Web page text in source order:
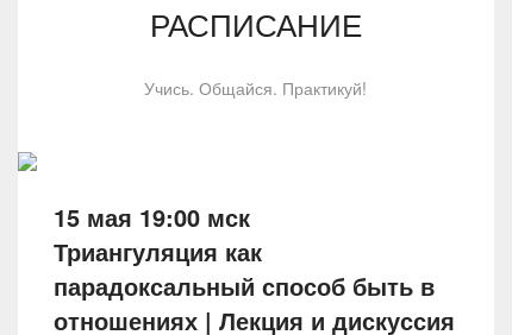
РАСПИСАНИЕ
Учись. Общайся. Практикуй!
15 мая 19:00 мск
Триангуляция как
парадоксальный способ быть в
отношениях | Лекция и дискуссия